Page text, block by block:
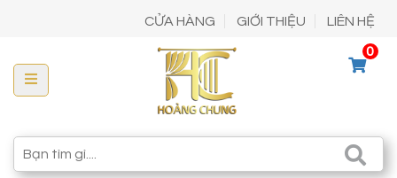
CỬA HÀNG GIỚI THIỆU LIÊN HỆ
0